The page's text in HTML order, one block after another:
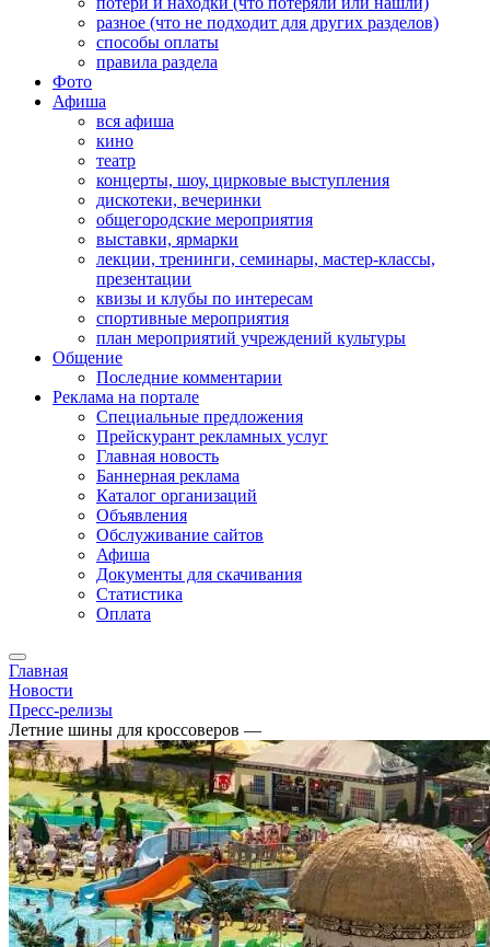
разное (что не подходит для других разделов)
способы оплаты
правила раздела
Фото
Афиша
вся афиша
кино
театр
концерты, шоу, цирковые выступления
дискотеки, вечеринки
общегородские мероприятия
выставки, ярмарки
лекции, тренинги, семинары, мастер-классы,
презентации
квизы и клубы по интересам
спортивные мероприятия
план мероприятий учреждений культуры
Общение
Последние комментарии
Реклама на портале
Специальные предложения
Прейскурант рекламных услуг
Главная новость
Баннерная реклама
Каталог организаций
Объявления
Обслуживание сайтов
Афиша
Документы для скачивания
Статистика
Оплата
Главная
Новости
Пресс-релизы
Летние шины для кроссоверов —